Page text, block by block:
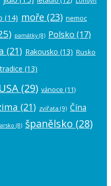
(14) moře (23) nemoc
památky(8) Polsko (17)
(21) Rakousko (13) Rusko
tradice (13)
USA (29) vánoce (11)
(21) zvířata (9) Čína
(8) španělsko (28)